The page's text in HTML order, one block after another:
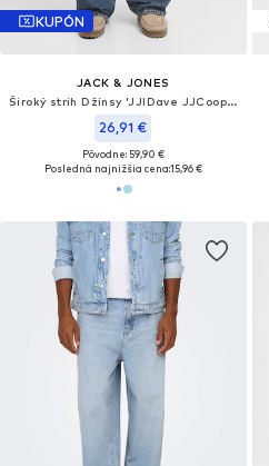
KUPÓN
JACK & JONES
Široký strih Džínsy 'JJIDave JJCooper'
26,91 €
Pôvodne: 59,90 €
Posledná najnižšia cena:15,96 €